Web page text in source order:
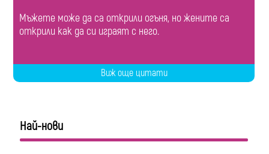
Мъжете може да са открили огъня, но жените са
открили как да си играят с него.
Виж още цитати
Най-нови